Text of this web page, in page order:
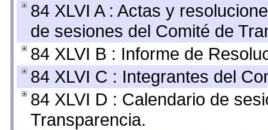
84 XLVI A : Actas y
de sesiones del Comité de
84 XLVI B : Informe de
84 XLVI C : Integrantes del
84 XLVI D : Calendario de
Transparencia.